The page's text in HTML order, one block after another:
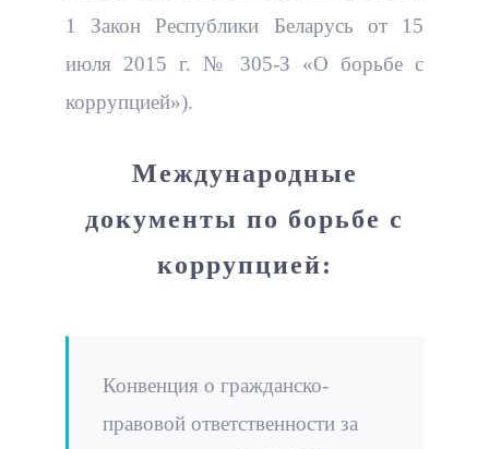
1 Закон Республики Беларусь от 15
июля 2015 г. № 305-З «О борьбе с
коррупцией»).
Международные
документы по борьбе с
коррупцией:
Конвенция о гражданско-
правовой ответственности за